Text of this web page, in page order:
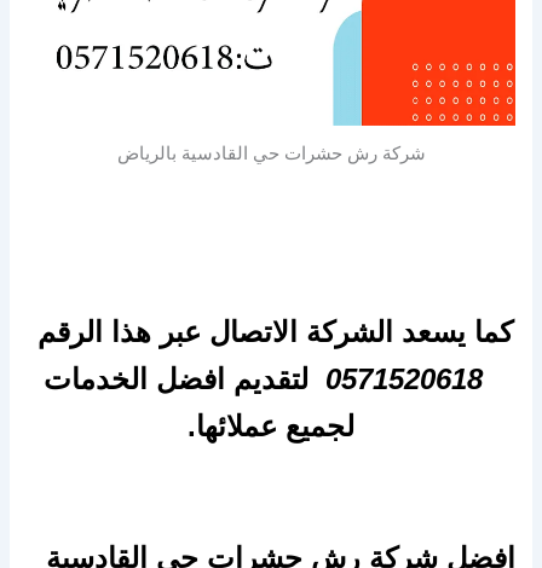
شركة رش حشرات حي القادسية بالرياض
كما يسعد الشركة الاتصال عبر هذا الرقم
0571520618 لتقديم افضل الخدمات
لجميع عملائها.
افضل شركة رش حشرات حي القادسية